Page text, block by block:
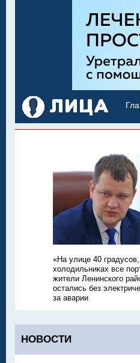
«На улице 40
холодильниках все
жители Ленинского
остались без
за аварии
НОВОСТИ